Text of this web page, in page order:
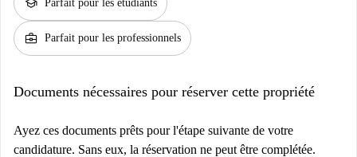
Parfait pour les étudiants
business_center Parfait pour les professionnels
Documents nécessaires pour réserver cette propriété
Ayez ces documents prêts pour l'étape suivante de votre
candidature. Sans eux, la réservation ne peut être complétée.